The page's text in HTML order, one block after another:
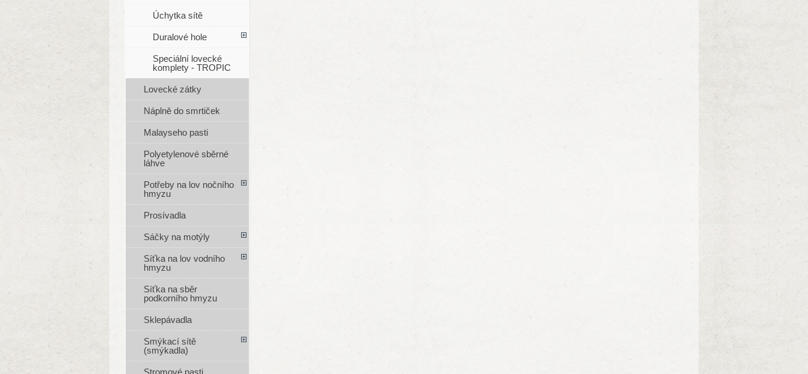
Úchytka sítě
Duralové hole
Speciální lovecké
komplety - TROPIC
Lovecké zátky
Náplně do smrtiček
Malayseho pasti
Polyetylenové sběrné
láhve
Potřeby na lov nočního
hmyzu
Prosívadla
Sáčky na motýly
Síťka na lov vodního
hmyzu
Síťka na sběr
podkorního hmyzu
Sklepávadla
Smýkací sítě
(smýkadla)